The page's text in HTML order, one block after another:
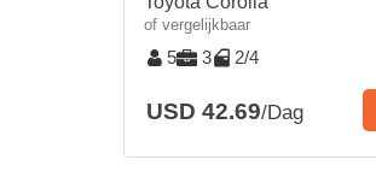
of vergelijkbaar
5 3 2/4
USD 42.69/Dag